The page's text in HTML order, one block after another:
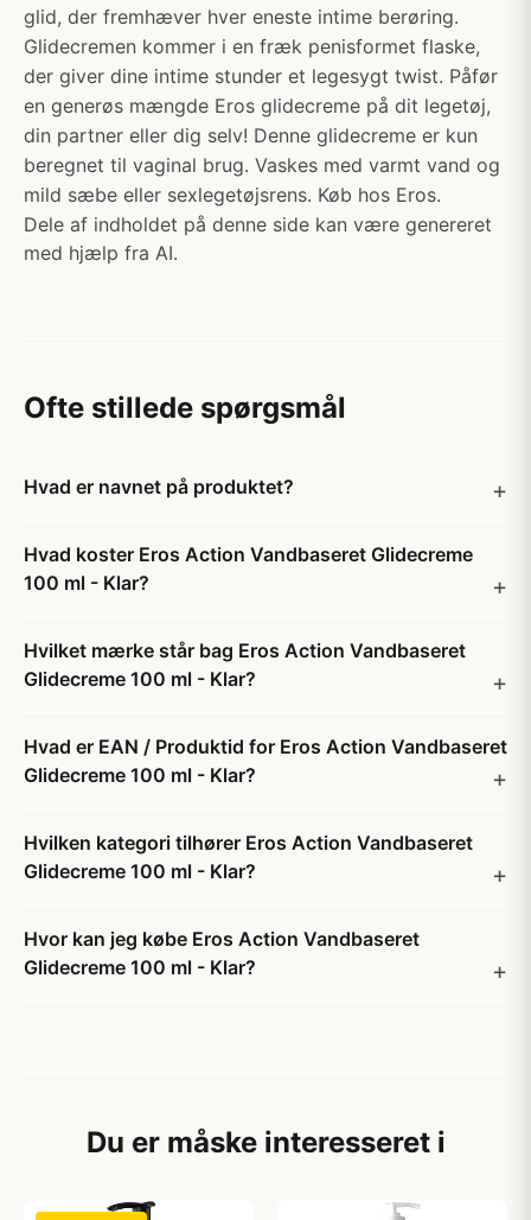
glid, der fremhæver hver eneste intime berøring.
Glidecremen kommer i en fræk penisformet flaske,
der giver dine intime stunder et legesygt twist. Påfør
en generøs mængde Eros glidecreme på dit legetøj,
din partner eller dig selv! Denne glidecreme er kun
beregnet til vaginal brug. Vaskes med varmt vand og
mild sæbe eller sexlegetøjsrens. Køb hos Eros.
Dele af indholdet på denne side kan være genereret
med hjælp fra AI.
Ofte stillede spørgsmål
Hvad er navnet på produktet?
Hvad koster Eros Action Vandbaseret Glidecreme
100 ml - Klar?
Hvilket mærke står bag Eros Action Vandbaseret
Glidecreme 100 ml - Klar?
Hvad er EAN / Produktid for Eros Action Vandbaseret
Glidecreme 100 ml - Klar?
Hvilken kategori tilhører Eros Action Vandbaseret
Glidecreme 100 ml - Klar?
Hvor kan jeg købe Eros Action Vandbaseret
Glidecreme 100 ml - Klar?
Du er måske interesseret i